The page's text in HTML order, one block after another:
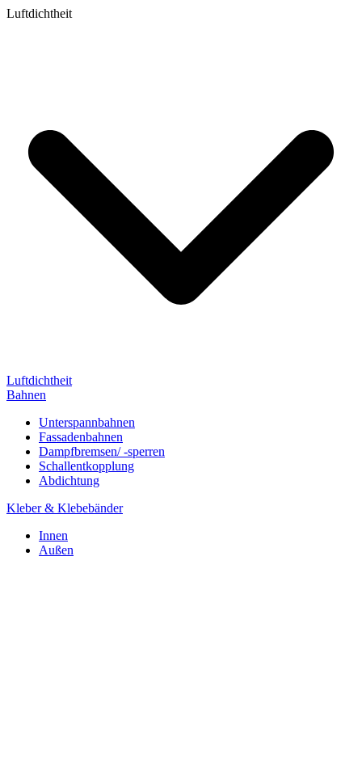
Luftdichtheit
Luftdichtheit
Bahnen
Unterspannbahnen
Fassadenbahnen
Dampfbremsen/ -sperren
Schallentkopplung
Abdichtung
Kleber & Klebebänder
Innen
Außen